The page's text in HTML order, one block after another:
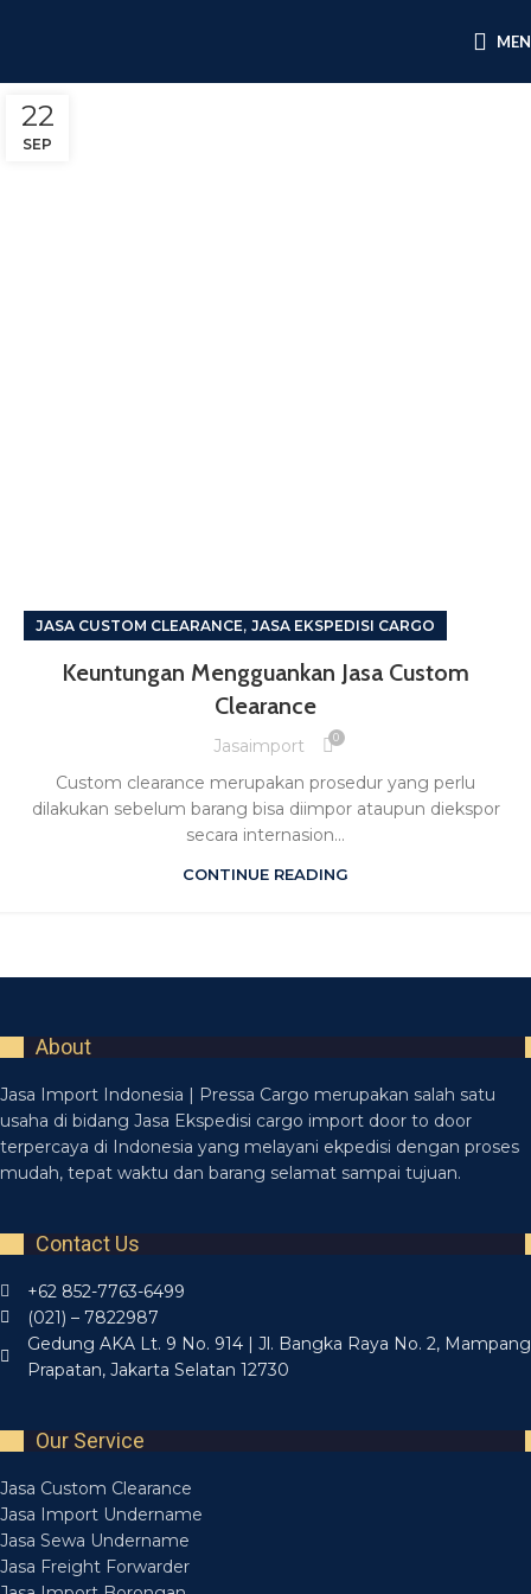
22
SEP
JASA CUSTOM CLEARANCE, JASA EKSPEDISI CARGO
Keuntungan Mengguankan Jasa Custom
Clearance
Jasaimport 0
Custom clearance merupakan prosedur yang perlu
dilakukan sebelum barang bisa diimpor ataupun diekspor
secara internasion...
CONTINUE READING
About
Jasa Import Indonesia | Pressa Cargo merupakan salah satu
usaha di bidang Jasa Ekspedisi cargo import door to door
terpercaya di Indonesia yang melayani ekpedisi dengan proses
mudah, tepat waktu dan barang selamat sampai tujuan.
Contact Us
+62 852-7763-6499
(021) – 7822987
Gedung AKA Lt. 9 No. 914 | Jl. Bangka Raya No. 2, Mampang
Prapatan, Jakarta Selatan 12730
Our Service
Jasa Custom Clearance
Jasa Import Undername
Jasa Sewa Undername
Jasa Freight Forwarder